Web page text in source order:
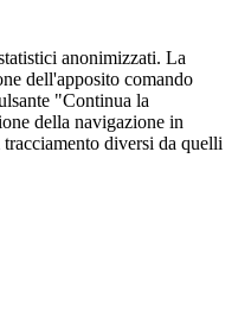
anonimizzati. La
dell'apposito comando
"Continua la
della navigazione in
diversi da quelli